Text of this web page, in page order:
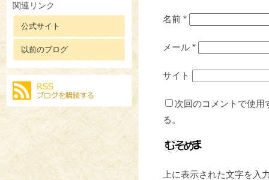
関連リンク
公式サイト
以前のブログ
名前 *
メール *
サイト
次回のコメントで使用
る。
上に表示された文字を入